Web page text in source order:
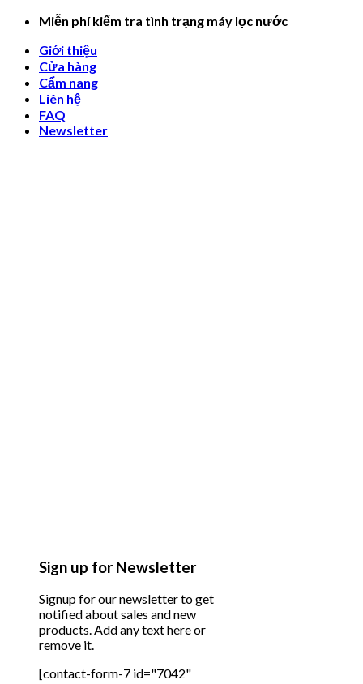
Skip
content
Miễn phí kiểm tra tình trạng máy lọc nước
Giới thiệu
Cửa hàng
Cẩm nang
Liên hệ
FAQ
Newsletter
Sign up for Newsletter
Signup for our newsletter to get
notified about sales and new
products. Add any text here or
remove it.
[contact-form-7 id="7042"